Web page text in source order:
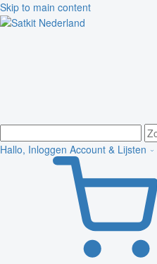
Skip to main content
Hallo, Inloggen Account & Lijsten